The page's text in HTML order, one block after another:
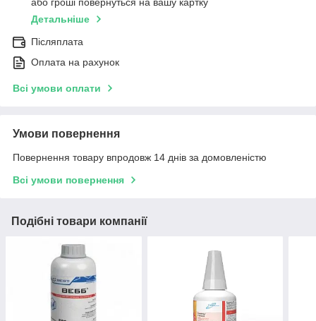
або гроші повернуться на вашу картку
Детальніше
Післяплата
Оплата на рахунок
Всі умови оплати
Умови повернення
Повернення товару впродовж 14 днів за домовленістю
Всі умови повернення
Подібні товари компанії